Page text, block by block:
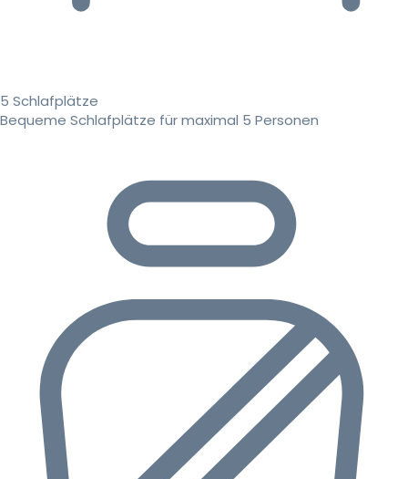
5 Schlafplätze
Bequeme Schlafplätze für maximal 5 Personen